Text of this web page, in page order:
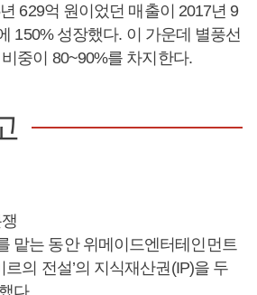
629억 원이었던 매출이 2017년 9
150% 성장했다. 이 가운데 별풍선
중이 80~90%를 차지한다.
맡는 동안 위메이드엔터테인먼트
르의 전설’의 지식재산권(IP)을 두
다.